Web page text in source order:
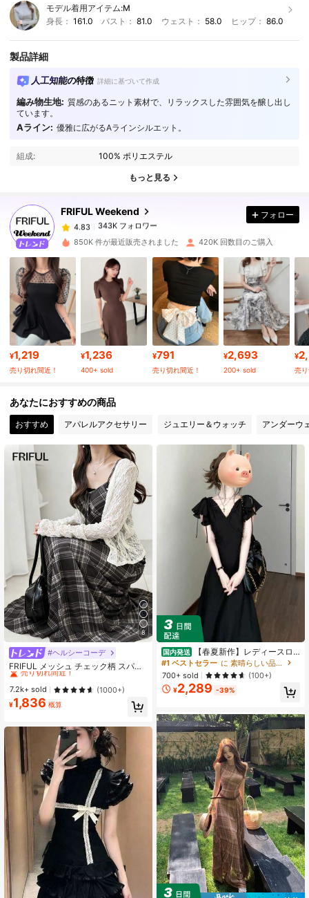
モデル着用アイテム:M
身長： 161.0 バスト：81.0 ウェスト： 58.0 ヒップ： 86.0
製品詳細
人工知能の特徴 詳細に基づいて作成
編み物生地: 質感のあるニット素材で、リラックスした雰囲気を醸し出し
ています。
Aライン: 優雅に広がるAラインシルエット。
組成: 100% ポリエステル
もっと見る
FRIFUL Weekend
4.83 343K フォロワー
343K フォロワー
4.83
343K フォロワー
o***1 は5時間前に購入しました
4.83 343K フォロワー
343K フォロワー
4.83 343K フォロワー
4.83 343K フォロワー
4.83 343K フォロワー
4.83 343K フォロワー
4.83 343K フォロワー
フォロー
850K 件が最近販売されました 420K 回数目のご購入
¥1,219
売り切れ間近！
¥1,236
400+ sold
¥791
売り切れ間近！
¥2,693
200+ sold
¥
売
あなたにおすすめの商品
おすすめ アパレルアクセサリー ジュエリー＆ウォッチ アンダーウ
8
#ヘルシーコーデ
FRIFUL メッシュ チェック柄 スパゲ
ッティストラップ ウエストシェイプ
フルスカート カジュアル 万能ワンピ
ース
#1 ベストセラー
売り切れ間近！
#1 ベストセラー
売り切れ間近！
#1 ベストセラー
売り切れ間近！
#1 ベストセラー
7.2k+ sold (1000+)
¥1,836 概算
国内発送
【春夏新作】レディースロ
ングワンピース（オードリー風／フ
レンチテイスト） おしゃれ 上品 感
何にでも合う 小フリル袖 高見え ク
ールビューティー 小柄向き 脚長効果
#1 ベストセラー
に 素晴らしい品質 マキシドレス
700+ sold
(100+)
¥2,289 -39%